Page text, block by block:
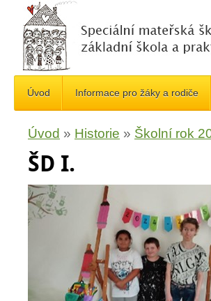
Úvod Informace pro žáky a rodiče
Úvod » Historie » Školní rok
ŠD I.